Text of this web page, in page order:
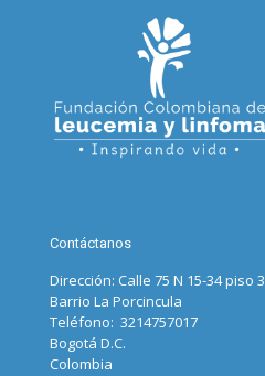
Contáctanos
Dirección: Calle 75 N 15-34 piso 3
Barrio La Porcincula
Teléfono: 3214757017
Bogotá D.C.
Colombia